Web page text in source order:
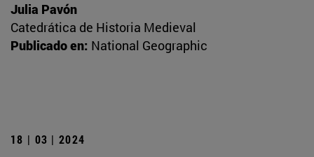
Julia Pavón
Catedrática de Historia Medieval
Publicado en: National Geographic
18 | 03 | 2024